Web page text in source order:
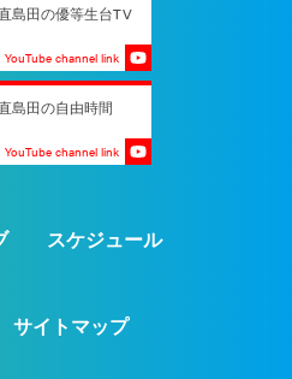
島田の優等生台TV
YouTube channel link
島田の自由時間
YouTube channel link
スケジュール
サイトマップ